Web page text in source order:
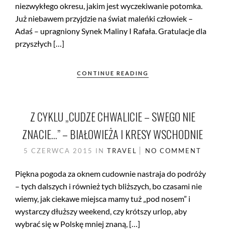
niezwykłego okresu, jakim jest wyczekiwanie potomka.
Już niebawem przyjdzie na świat maleńki człowiek –
Adaś – upragniony Synek Maliny I Rafała. Gratulacje dla
przyszłych […]
CONTINUE READING
Z CYKLU „CUDZE CHWALICIE – SWEGO NIE
ZNACIE…” – BIAŁOWIEŻA I KRESY WSCHODNIE
5 CZERWCA 2015 IN TRAVEL NO COMMENT
Piękna pogoda za oknem cudownie nastraja do podróży
– tych dalszych i również tych bliższych, bo czasami nie
wiemy, jak ciekawe miejsca mamy tuż „pod nosem” i
wystarczy dłuższy weekend, czy krótszy urlop, aby
wybrać się w Polskę mniej znaną, […]